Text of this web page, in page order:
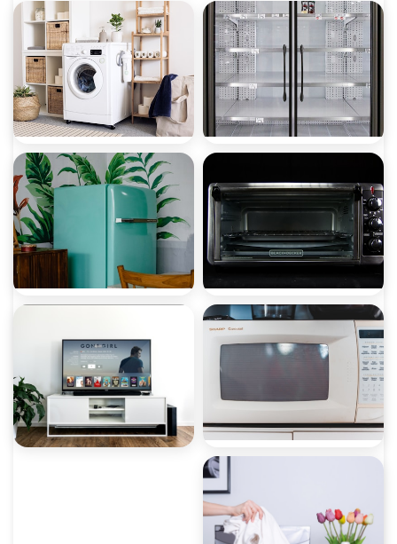
صيانة ثلاجات صيانة غسالات
صيانة ميكروويف صيانة ديب فريزر
صيانة غسالات أطباق